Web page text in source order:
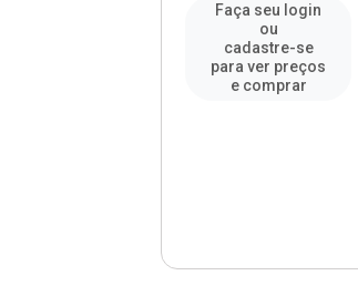
Faça seu login
ou
cadastre-se
para ver preços
e comprar